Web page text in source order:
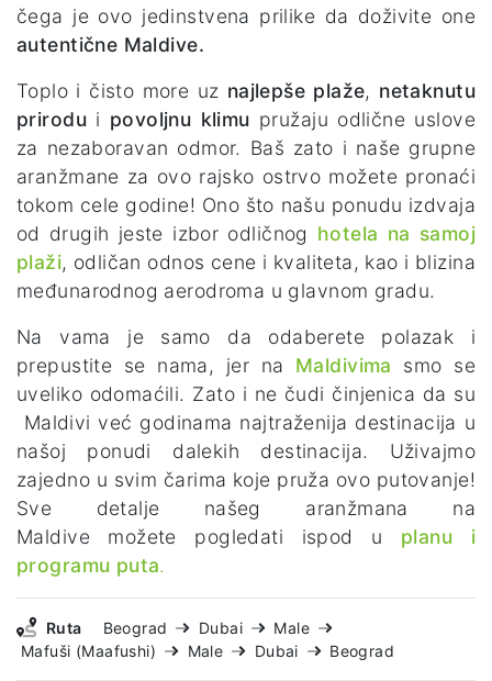
čega je ovo jedinstvena prilike da doživite one
autentične Maldive.
Toplo i čisto more uz najlepše plaže, netaknutu
prirodui povoljnu klimu pružaju odlične uslove
za nezaboravan odmor. Baš zato i naše grupne
aranžmane za ovo rajsko ostrvo možete pronaći
tokom cele godine! Ono što našu ponudu izdvaja
od drugih jeste izbor odličnog hotela na samoj
plaži, odličan odnos cene i kvaliteta, kao i blizina
međunarodnog aerodroma u glavnom gradu.
Na vama je samo da odaberete polazak i
prepustite se nama, jer na Maldivima smo se
uveliko odomaćili. Zato i ne čudi činjenica da su
Maldivi već godinama najtraženija destinacija u
našoj ponudi dalekih destinacija. Uživajmo
zajedno u svim čarima koje pruža ovo putovanje!
Sve detalje našeg aranžmana na
Maldive možete pogledati ispod u
planu i
programu puta.
Ruta Beograd Dubai
Male
Mafuši (Maafushi)
Male Dubai Beograd